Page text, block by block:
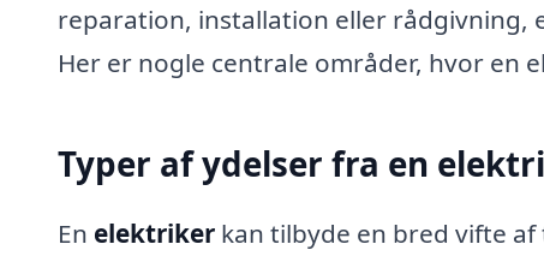
reparation, installation eller rådgivning,
Her er nogle centrale områder, hvor en
Typer af ydelser fra en
En elektriker kan tilbyde en bred vifte